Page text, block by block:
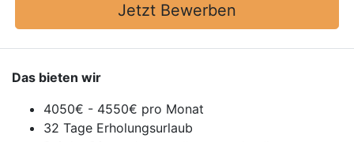
Jetzt Bewerben
Das bieten wir
4050€ - 4550€ pro Monat
32 Tage Erholungsurlaub